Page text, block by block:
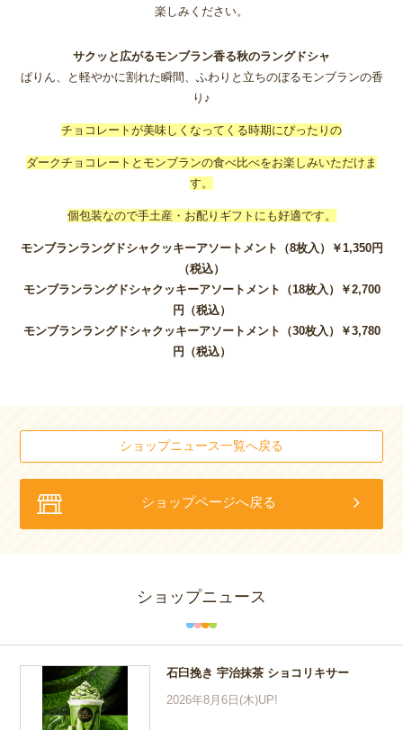
楽しみください。
サクッと広がるモンブラン香る秋のラングドシャ
ぱりん、と軽やかに割れた瞬間、ふわりと立ちのぼるモンブランの香
り♪
チョコレートが美味しくなってくる時期にぴったりの
ダークチョコレートとモンブランの食べ比べをお楽しみいただけま
す。
個包装なので手土産・お配りギフトにも好適です。
モンブランラングドシャクッキーアソートメント（8枚入）￥1,350円
（税込）
モンブランラングドシャクッキーアソートメント（18枚入）￥2,700
円（税込）
モンブランラングドシャクッキーアソートメント（30枚入）￥3,780
円（税込）
ショップニュース一覧へ戻る
ショップページへ戻る
ショップニュース
石臼挽き 宇治抹茶 ショコリキサー
2026年8月6日(木)UP!